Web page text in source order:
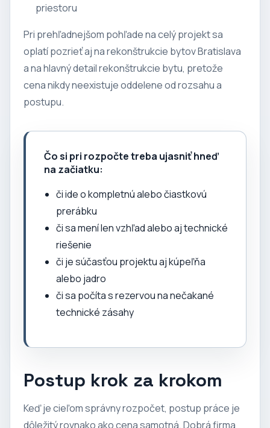
priestoru
Pri prehľadnejšom pohľade na celý projekt sa
oplatí pozrieť aj narekonštrukcie bytov Bratislava
a na hlavnýdetail rekonštrukcie bytu, pretože
cena nikdy neexistuje oddelene od rozsahu a
postupu.
Čo si pri rozpočte treba ujasniť hneď
na začiatku:
či ide o kompletnú alebo čiastkovú
prerábku
či sa mení len vzhľad alebo aj technické
riešenie
či je súčasťou projektu aj kúpeľňa
alebo jadro
či sa počíta s rezervou na nečakané
technické zásahy
Postup krok za krokom
Keď je cieľom správny rozpočet, postup práce je
dôležitý rovnako ako cena samotná. Dobrá firma